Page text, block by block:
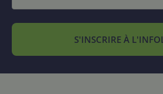
S'INSCRIRE À